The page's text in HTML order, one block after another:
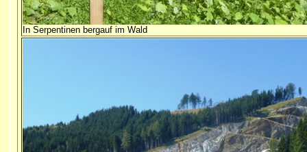
In Serpentinen bergauf im Wald